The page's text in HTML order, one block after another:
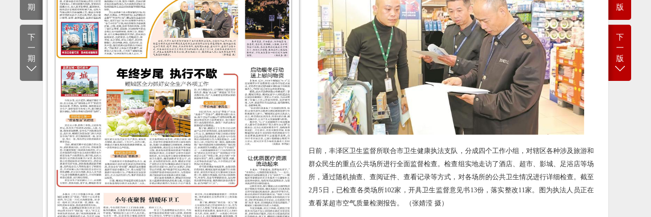
期
下
一
期
版
下
一
版
日前，丰泽区卫生监督所联合市卫生健康执法支队，分成四个工作小组，对辖区各种涉及旅游和
群众民生的重点公共场所进行全面监督检查。检查组实地走访了酒店、超市、影城、足浴店等场
所，通过随机抽查、查阅证件、查看记录等方式，对各场所的公共卫生情况进行详细检查。截至
2月5日，已检查各类场所102家，开具卫生监督意见书13份，落实整改11家。图为执法人员正在
查看某超市空气质量检测报告。 （张婧滢 摄）